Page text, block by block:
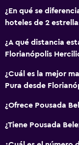
¿En qué se
hoteles de 2
¿A qué distancia
Florianópolis
¿Cuál es la mejor
Pura desde
¿Ofrece Pousada
¿Tiene Pousada